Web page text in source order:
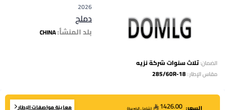
2026
دملج
بلد المنشأ:CHINA
الضمان:ثلاث سنوات شركة نزيه
مقاس الإطار:
285/60R-18
1426.00 معاينة مواصفات الإطار